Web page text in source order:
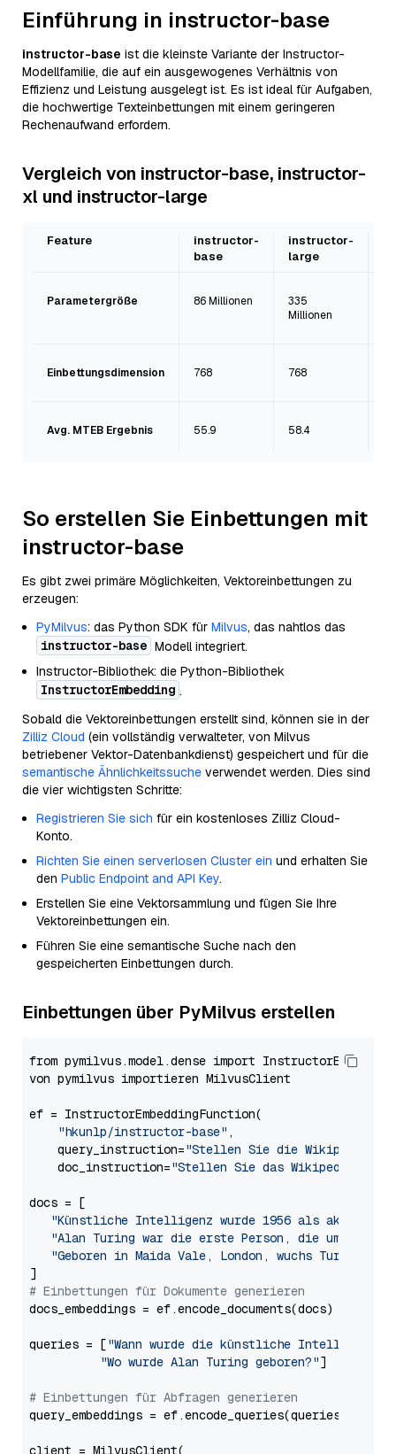
Einführung in instructor-base
instructor-base ist die kleinste Variante der Instructor-
Modellfamilie, die auf ein ausgewogenes Verhältnis von
Effizienz und Leistung ausgelegt ist. Es ist ideal für Aufgaben,
die hochwertige Texteinbettungen mit einem geringeren
Rechenaufwand erfordern.
Vergleich von instructor-base, instructor-
xl und instructor-large
Feature
instructor-
base
instructor-
large
Parametergröße 86 Millionen
335
Millionen
Einbettungsdimension 768 768
Avg. MTEB Ergebnis 55.9 58.4
So erstellen Sie Einbettungen mit
instructor-base
Es gibt zwei primäre Möglichkeiten, Vektoreinbettungen zu
erzeugen:
PyMilvus: das Python SDK für Milvus, das nahtlos das
instructor-base Modell integriert.
Instructor-Bibliothek: die Python-Bibliothek
InstructorEmbedding .
Sobald die Vektoreinbettungen erstellt sind, können sie in der
Zilliz Cloud (ein vollständig verwalteter, von Milvus
betriebener Vektor-Datenbankdienst) gespeichert und für die
semantische Ähnlichkeitssuche verwendet werden. Dies sind
die vier wichtigsten Schritte:
Registrieren Sie sich für ein kostenloses Zilliz Cloud-
Konto.
Richten Sie einen serverlosen Cluster ein und erhalten Sie
den Public Endpoint and API Key.
Erstellen Sie eine Vektorsammlung und fügen Sie Ihre
Vektoreinbettungen ein.
Führen Sie eine semantische Suche nach den
gespeicherten Einbettungen durch.
Einbettungen über PyMilvus erstellen
from pymilvus.model.dense import
von pymilvus importieren MilvusClient
ef = InstructorEmbeddingFunction(
"hkunlp/instructor-base" ,
    query_instruction=
"Stellen Sie die Wikipedia-
    doc_instruction=
"Stellen Sie das Wikipedia-
docs = [
"Künstliche Intelligenz wurde 1956 als
"Alan Turing war die erste Person, die
"Geboren in Maida Vale, London, wuchs Turing in
# Einbettungen für Dokumente generieren
docs_embeddings = ef.encode_documents(docs)
queries = ["Wann wurde die künstliche Intelligenz
"Wo wurde Alan Turing geboren?"]
# Einbettungen für Abfragen generieren
query_embeddings = ef.encode_queries(queries)
client = MilvusClient(